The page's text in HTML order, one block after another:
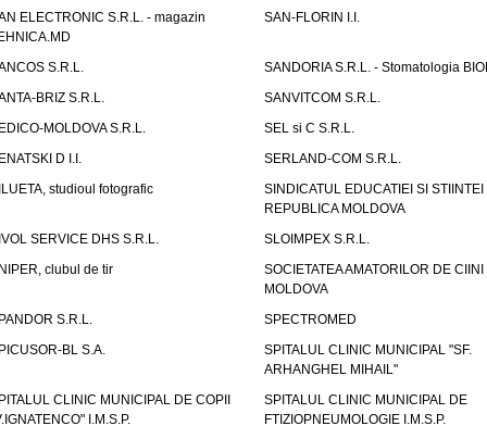
ELECTRONIC S.R.L. - magazin
SAN-FLORIN I.I.
S.R.L.
SANDORIA S.R.L. - Stomatologia
BRIZ S.R.L.
SANVITCOM S.R.L.
MOLDOVA S.R.L.
SEL si C S.R.L.
D I.I.
SERLAND-COM S.R.L.
studioul fotografic
SINDICATUL EDUCATIEI SI STIINTEI
REPUBLICA MOLDOVA
SERVICE DHS S.R.L.
SLOIMPEX S.R.L.
clubul de tir
SOCIETATEA AMATORILOR DE CIINI
MOLDOVA
S.R.L.
SPECTROMED
BL S.A.
SPITALUL CLINIC MUNICIPAL "SF.
ARHANGHEL MIHAIL"
CLINIC MUNICIPAL DE COPII
I.M.S.P.
SPITALUL CLINIC MUNICIPAL DE
FTIZIOPNEUMOLOGIE I.M.S.P.